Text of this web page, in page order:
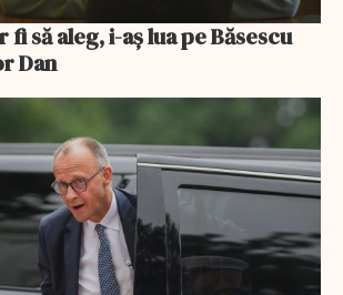
fi să aleg, i-aș lua pe Băsescu
Dan